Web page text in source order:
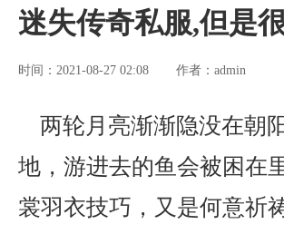
迷失传奇私服,但是
时间：2021-08-27 02:08 作者： admin
两轮月亮渐渐隐没在朝
地，游进去的鱼会被困在
裳羽衣技巧，又是何意祈